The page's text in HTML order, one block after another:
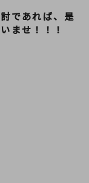
であれば、是
ませ！！！